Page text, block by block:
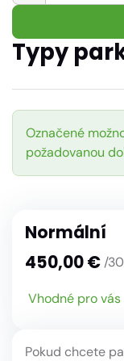
Typy
Označené
požadovanou
Normální
450,00 €/
Vhodné pro
Pokud chcete